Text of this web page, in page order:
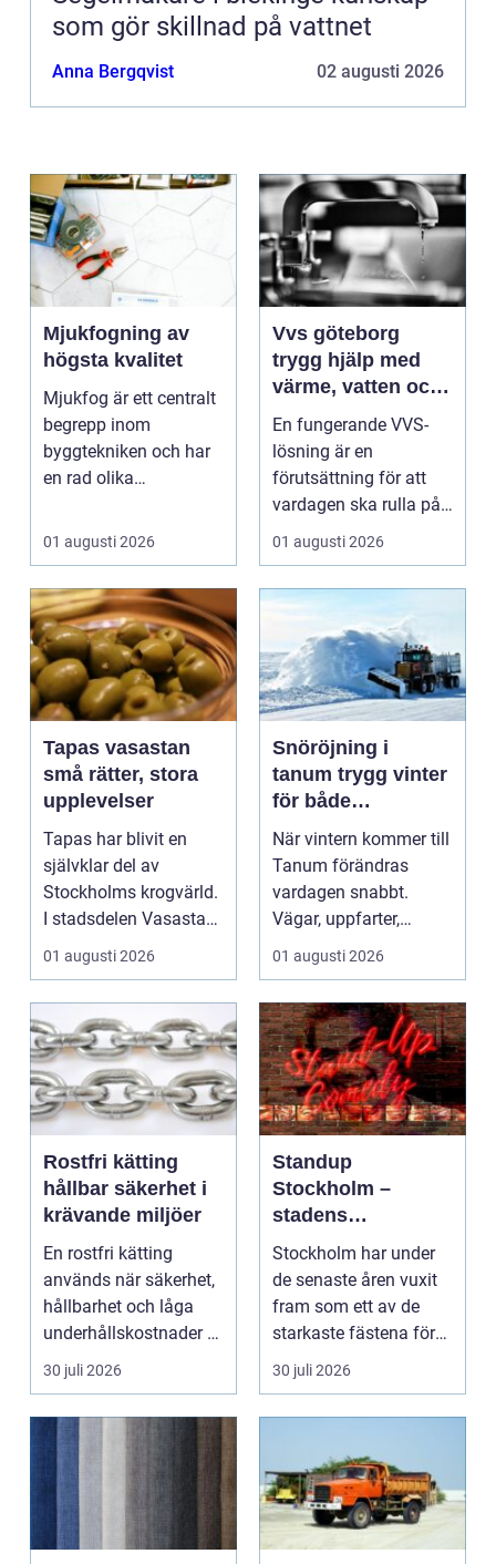
som gör skillnad på vattnet
Anna Bergqvist 02 augusti 2026
Mjukfogning av
högsta kvalitet
Mjukfog är ett centralt
begrepp inom
byggtekniken och har
en rad olika
..
01 augusti 2026
Vvs göteborg
trygg hjälp med
värme, vatten och
sanitet
En fungerande VVS-
lösning är en
förutsättning för att
vardagen ska rulla på.
När värmen strular,
01 augusti 2026
Tapas vasastan
små rätter, stora
upplevelser
Tapas har blivit en
självklar del av
Stockholms krogvärld.
I stadsdelen Vasastan
har utvecklingen gå...
01 augusti 2026
Snöröjning i
tanum trygg vinter
för både
privatpersoner och
företag
När vintern kommer till
Tanum förändras
vardagen snabbt.
Vägar, uppfarter,
parkeringar och
gångvägar...
01 augusti 2026
Rostfri kätting
hållbar säkerhet i
krävande miljöer
En rostfri kätting
används när säkerhet,
hållbarhet och låga
underhållskostnader är
viktigare än läg...
30 juli 2026
Standup
Stockholm –
stadens
vardagsrum för
skratt
Stockholm har under
de senaste åren vuxit
fram som ett av de
starkaste fästena för
s...
30 juli 2026